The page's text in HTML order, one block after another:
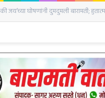
घोड्यांची बाजारपेठ; पहिल्याच दिवशी